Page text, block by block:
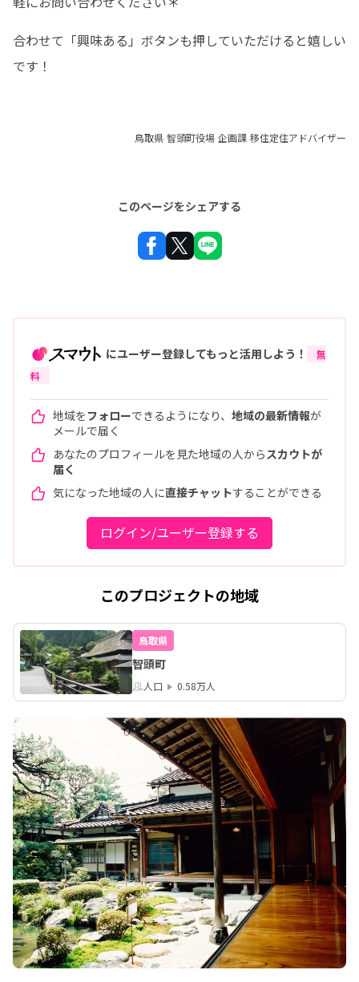
合わせて「興味ある」ボタンも押していただけると嬉しい
です！
鳥取県 智頭町役場 企画課 移住定住アドバイザー
このページをシェアする
にユーザー登録してもっと活用しよう！
無
料
地域をフォローできるようになり、 地域の最新情報が
メールで届く
あなたのプロフィールを見た地域の人から スカウトが
届く
気になった地域の人に直接チャットすることができる
ログイン/ユーザー登録する
このプロジェクトの地域
鳥取県
智頭町
人口 0.58万人